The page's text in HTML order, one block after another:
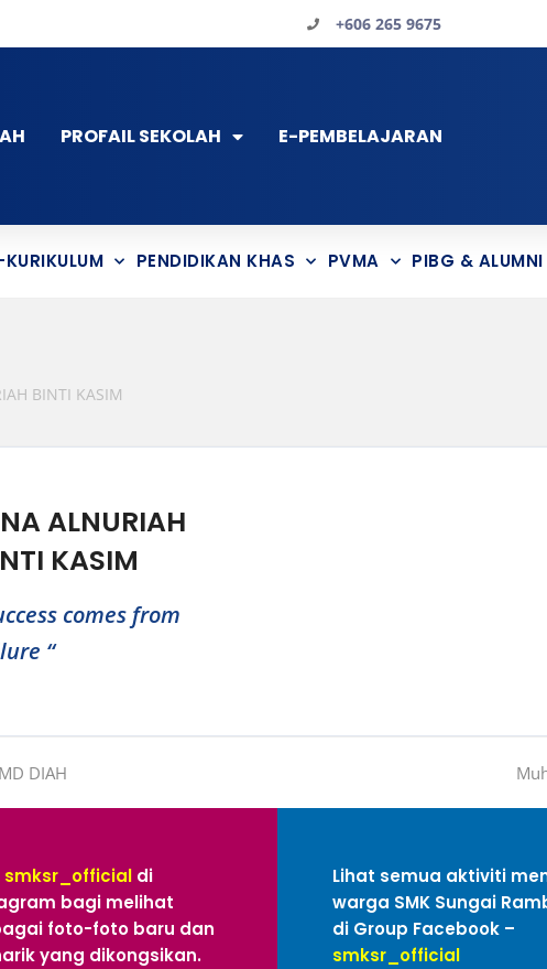
+606 265 9675
PROFAIL SEKOLAH E-PEMBELAJARAN
PENDIDIKAN KHAS PVMA PIBG & ALUMNI
BINTI KASIM
ALNURIAH
KASIM
comes from
failure “
DIAH
smksr_official di
bagi melihat
foto-foto baru dan
yang dikongsikan.
Lihat semua aktiviti
warga SMK Sungai
di Group Facebook –
smksr_official